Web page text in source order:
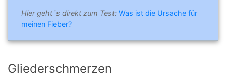
Hier geht´s direkt zum Test: Was ist die Ursache für
meinen Fieber?
Gliederschmerzen